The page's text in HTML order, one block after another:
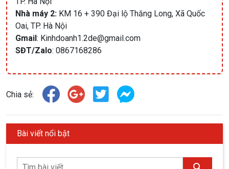
Nhà máy 2: KM 16 + 390 Đại lộ Thăng Long, Xã Quốc
Oai, TP. Hà Nội
Gmail: Kinhdoanh1.2de@gmail.com
SĐT/Zalo: 0867168286
Chia sẻ:
Bài viết nổi bật